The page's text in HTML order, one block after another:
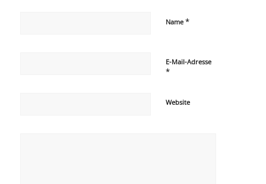
Name *
E-Mail-Adresse
*
Website